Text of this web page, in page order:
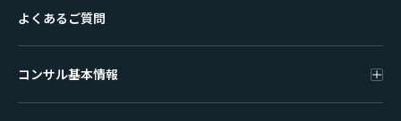
よくあるご質問
コンサル基本情報